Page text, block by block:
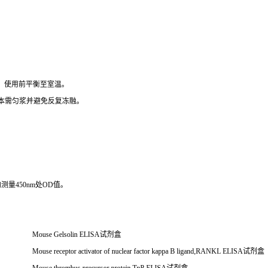
用前平衡至室温。
需匀浆并避免反复冻融。
量450nm处OD值。
Mouse Gelsolin ELISA试剂盒
Mouse receptor activator of nuclear factor kappa B ligand,RANKL ELISA试剂盒